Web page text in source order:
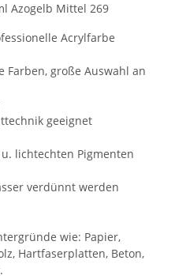
Azogelb Mittel 269
Acrylfarbe
große Auswahl an
geeignet
lichtechten Pigmenten
verdünnt werden
wie: Papier,
Hartfaserplatten, Beton,